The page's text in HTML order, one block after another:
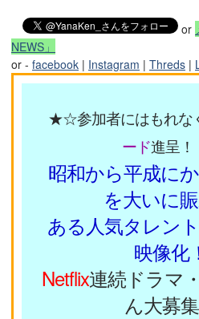
or
NEWS」
or - facebook | Instagram | Threds |
★☆参加者にはもれな
ード進呈
昭和から平成に
を大いに
ある人気タレン
映像化
Netflix連続ドラマ
ん大募